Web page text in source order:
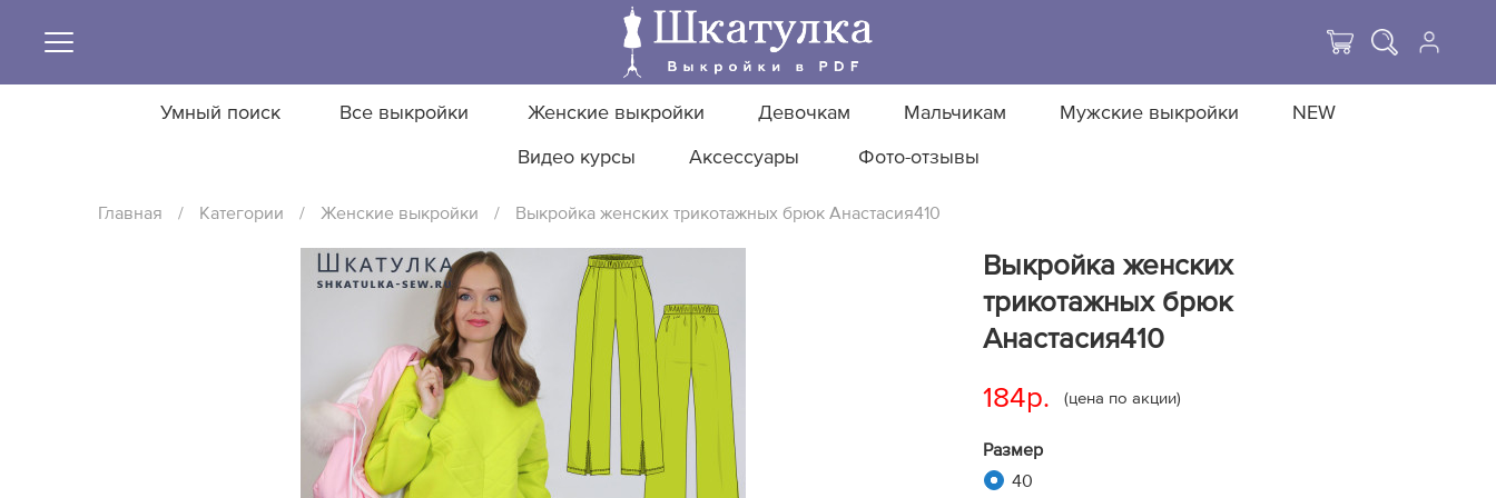
Умный поиск Все выкройки Женские выкройки Девочкам Мальчикам Мужские выкройки NEW
Видео курсы Аксессуары Фото-отзывы
Главная / Категории / Женские выкройки / Выкройка женских трикотажных брюк Анастасия410
Выкройка женских
трикотажных брюк
Анастасия410
184р. (цена по акции)
Размер
40